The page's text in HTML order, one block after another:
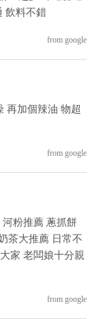
飲料不錯
from google
再加個辣油 物超
from google
粉推薦 蔥抓餅
茶大推薦 日常不
家 老闆娘十分親
from google